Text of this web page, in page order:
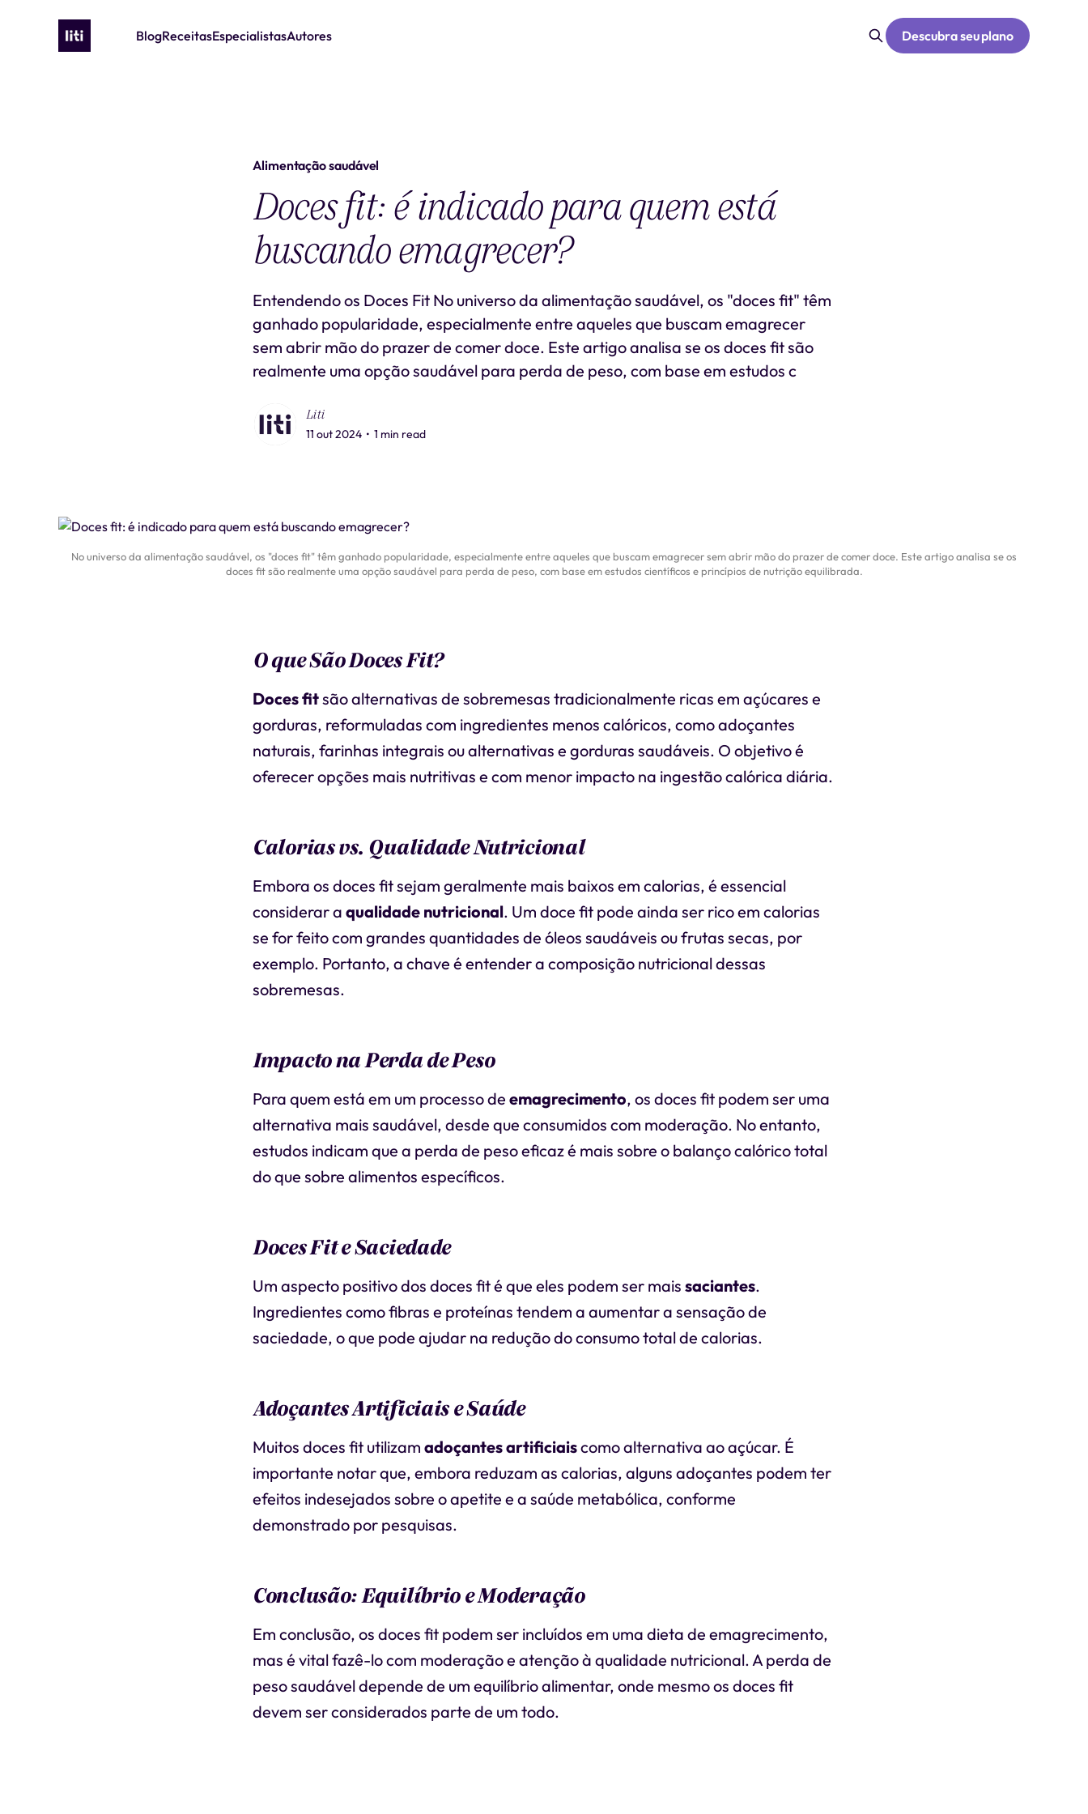
BlogReceitasEspecialistasAutores Descubra seu plano
Alimentação saudável
Doces fit: é indicado para quem está
buscando emagrecer?
Entendendo os Doces Fit No universo da alimentação saudável, os "doces fit" têm
ganhado popularidade, especialmente entre aqueles que buscam emagrecer
sem abrir mão do prazer de comer doce. Este artigo analisa se os doces fit são
realmente uma opção saudável para perda de peso, com base em estudos c
Liti
11 out 2024 • 1 min read
No universo da alimentação saudável, os "doces fit" têm ganhado popularidade, especialmente entre aqueles que buscam emagrecer sem abrir mão do prazer de comer doce. Este artigo analisa se os
doces fit são realmente uma opção saudável para perda de peso, com base em estudos científicos e princípios de nutrição equilibrada.
O que São Doces Fit?
Doces fitsão alternativas de sobremesas tradicionalmente ricas em açúcares e
gorduras, reformuladas com ingredientes menos calóricos, como adoçantes
naturais, farinhas integrais ou alternativas e gorduras saudáveis. O objetivo é
oferecer opções mais nutritivas e com menor impacto na ingestão calórica diária.
Calorias vs. Qualidade Nutricional
Embora os doces fit sejam geralmente mais baixos em calorias, é essencial
considerar a qualidade nutricional. Um doce fit pode ainda ser rico em calorias
se for feito com grandes quantidades de óleos saudáveis ou frutas secas, por
exemplo. Portanto, a chave é entender a composição nutricional dessas
sobremesas.
Impacto na Perda de Peso
Para quem está em um processo de emagrecimento, os doces fit podem ser uma
alternativa mais saudável, desde que consumidos com moderação. No entanto,
estudos indicam que a perda de peso eficaz é mais sobre o balanço calórico total
do que sobre alimentos específicos.
Doces Fit e Saciedade
Um aspecto positivo dos doces fit é que eles podem ser mais saciantes.
Ingredientes como fibras e proteínas tendem a aumentar a sensação de
saciedade, o que pode ajudar na redução do consumo total de calorias.
Adoçantes Artificiais e Saúde
Muitos doces fit utilizam adoçantes artificiaiscomo alternativa ao açúcar. É
importante notar que, embora reduzam as calorias, alguns adoçantes podem ter
efeitos indesejados sobre o apetite e a saúde metabólica, conforme
demonstrado por pesquisas.
Conclusão: Equilíbrio e Moderação
Em conclusão, os doces fit podem ser incluídos em uma dieta de emagrecimento,
mas é vital fazê-lo com moderação e atenção à qualidade nutricional. A perda de
peso saudável depende de um equilíbrio alimentar, onde mesmo os doces fit
devem ser considerados parte de um todo.